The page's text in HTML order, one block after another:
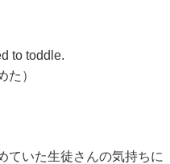
to toddle.
た）
ていた生徒さんの気持ちに